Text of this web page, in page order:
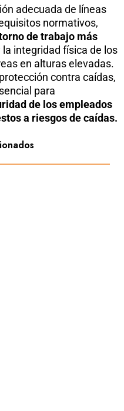
adecuada de líneas
normativos,
de trabajo más
integridad física de los
en alturas elevadas.
contra caídas,
para
de los empleados
a riesgos de caídas.